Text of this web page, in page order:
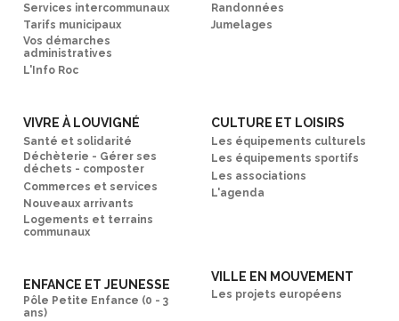
Services intercommunaux
Tarifs municipaux
Vos démarches
administratives
L'Info Roc
Randonnées
Jumelages
VIVRE À LOUVIGNÉ
Santé et solidarité
Déchèterie - Gérer ses
déchets - composter
Commerces et services
Nouveaux arrivants
Logements et terrains
communaux
CULTURE ET LOISIRS
Les équipements culturels
Les équipements sportifs
Les associations
L'agenda
ENFANCE ET JEUNESSE
Pôle Petite Enfance (0 - 3
ans)
VILLE EN MOUVEMENT
Les projets européens